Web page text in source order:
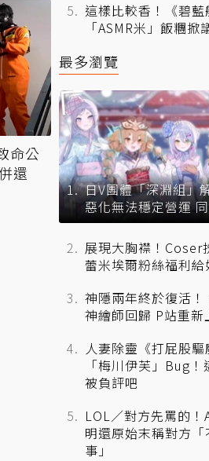
命公
還
這樣比較香！《碧
「ASMR米」飯糰掀
最多瀏覽
日V團體「深淵組」
惡化無法穩定營運
來去向
展現大胸襟！Coser
蕾米埃爾粉絲福利給
神隱兩年終於復活！
神繪師回歸 P站重新
人妻除靈《打屁股
「梅川伊芙」Bug
被負評吧
LOL／對方先罵的
明還原始末稱對方
事」